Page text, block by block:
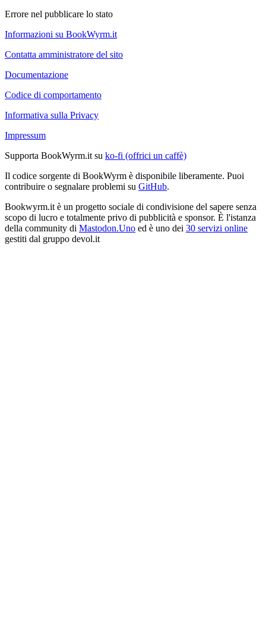
Errore nel pubblicare lo stato
Informazioni su BookWyrm.it
Contatta amministratore del sito
Documentazione
Codice di comportamento
Informativa sulla Privacy
Impressum
Supporta BookWyrm.it su ko-fi (offrici un caffè)
Il codice sorgente di BookWyrm è disponibile liberamente. Puoi
contribuire o segnalare problemi su GitHub.
Bookwyrm.it è un progetto sociale di condivisione del sapere senza
scopo di lucro e totalmente privo di pubblicità e sponsor. È l'istanza
della community di Mastodon.Uno ed è uno dei 30 servizi online
gestiti dal gruppo devol.it